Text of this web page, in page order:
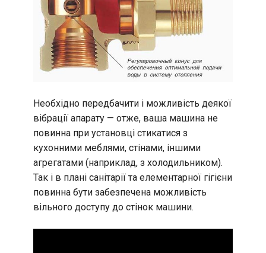
Необхідно передбачити і можливість деякої
вібрації апарату — отже, ваша машина не
повинна при установці стикатися з
кухонними меблями, стінами, іншими
агрегатами (наприклад, з холодильником).
Так і в плані санітарії та елементарної гігієни
повинна бути забезпечена можливість
вільного доступу до стінок машини.